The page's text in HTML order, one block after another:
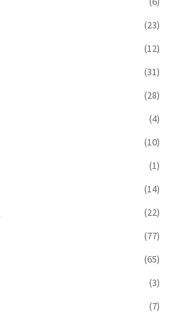
(23)
(12)
(31)
(28)
(4)
(10)
(1)
(14)
(22)
(77)
(65)
(3)
(7)